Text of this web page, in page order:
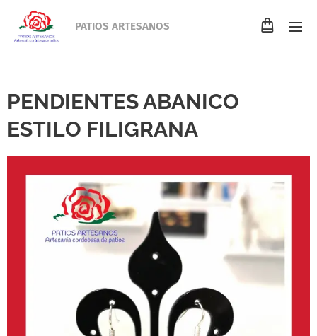
PATIOS ARTESANOS
PENDIENTES ABANICO
ESTILO FILIGRANA